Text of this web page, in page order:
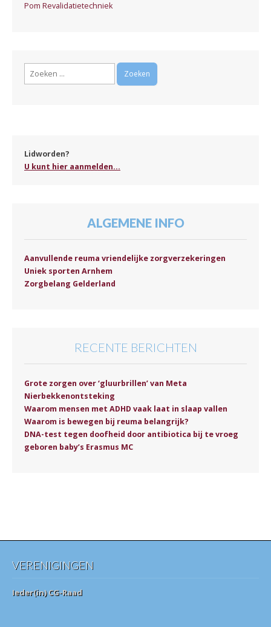
Pom Revalidatietechniek
Zoeken
Lidworden?
U kunt hier aanmelden...
ALGEMENE INFO
Aanvullende reuma vriendelijke zorgverzekeringen
Uniek sporten Arnhem
Zorgbelang Gelderland
RECENTE BERICHTEN
Grote zorgen over ‘gluurbrillen’ van Meta
Nierbekkenontsteking
Waarom mensen met ADHD vaak laat in slaap vallen
Waarom is bewegen bij reuma belangrijk?
DNA-test tegen doofheid door antibiotica bij te vroeg
geboren baby’s Erasmus MC
VERENIGINGEN
Ieder(in) CG-Raad